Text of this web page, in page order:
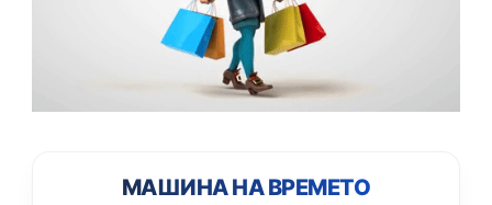
МАШИНА НА ВРЕМЕТО